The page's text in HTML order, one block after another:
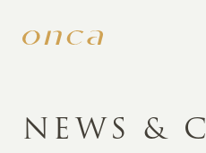
INFORMATION
NEWS &